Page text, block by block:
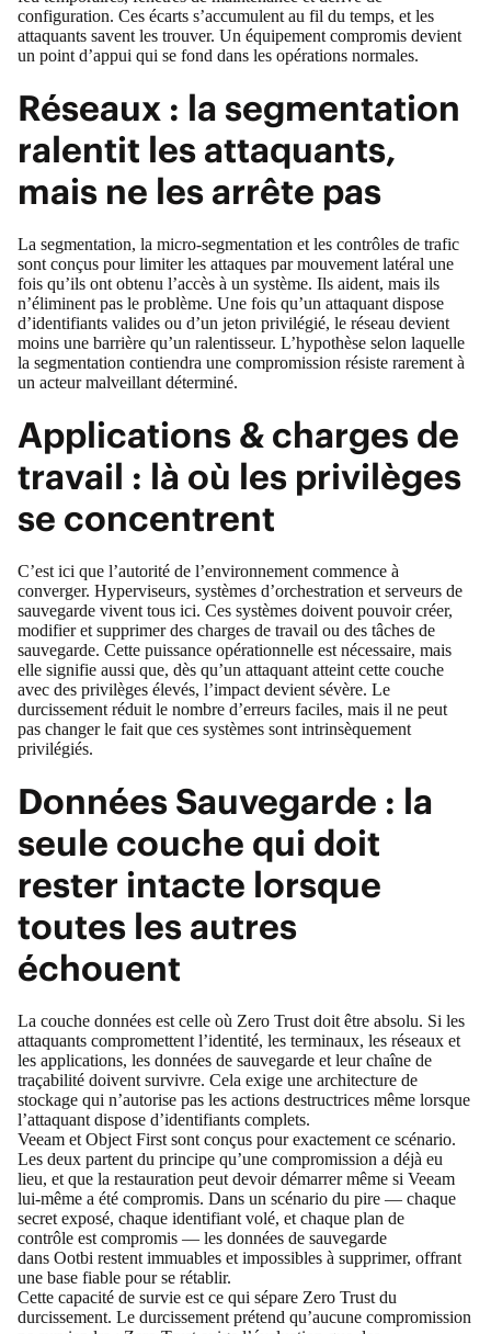
configuration. Ces écarts s’accumulent au fil du temps, et les
attaquants savent les trouver. Un équipement compromis devient
un point d’appui qui se fond dans les opérations normales.
Réseaux : la segmentation
ralentit les attaquants,
mais ne les arrête pas
La segmentation, la micro-segmentation et les contrôles de trafic
sont conçus pour limiter les attaques par mouvement latéral une
fois qu’ils ont obtenu l’accès à un système. Ils aident, mais ils
n’éliminent pas le problème. Une fois qu’un attaquant dispose
d’identifiants valides ou d’un jeton privilégié, le réseau devient
moins une barrière qu’un ralentisseur. L’hypothèse selon laquelle
la segmentation contiendra une compromission résiste rarement à
un acteur malveillant déterminé.
Applications & charges de
travail : là où les privilèges
se concentrent
C’est ici que l’autorité de l’environnement commence à
converger. Hyperviseurs, systèmes d’orchestration et serveurs de
sauvegarde vivent tous ici. Ces systèmes doivent pouvoir créer,
modifier et supprimer des charges de travail ou des tâches de
sauvegarde. Cette puissance opérationnelle est nécessaire, mais
elle signifie aussi que, dès qu’un attaquant atteint cette couche
avec des privilèges élevés, l’impact devient sévère. Le
durcissement réduit le nombre d’erreurs faciles, mais il ne peut
pas changer le fait que ces systèmes sont intrinsèquement
privilégiés.
Données Sauvegarde : la
seule couche qui doit
rester intacte lorsque
toutes les autres
échouent
La couche données est celle où Zero Trust doit être absolu. Si les
attaquants compromettent l’identité, les terminaux, les réseaux et
les applications, les données de sauvegarde et leur chaîne de
traçabilité doivent survivre. Cela exige une architecture de
stockage qui n’autorise pas les actions destructrices même lorsque
l’attaquant dispose d’identifiants complets.
Veeam et Object First sont conçus pour exactement ce scénario.
Les deux partent du principe qu’une compromission a déjà eu
lieu, et que la restauration peut devoir démarrer même si Veeam
lui-même a été compromis. Dans un scénario du pire — chaque
secret exposé, chaque identifiant volé, et chaque plan de
contrôle est compromis — les données de sauvegarde
dans Ootbi restent immuables et impossibles à supprimer, offrant
une base fiable pour se rétablir.
Cette capacité de survie est ce qui sépare Zero Trust du
durcissement. Le durcissement prétend qu’aucune compromission